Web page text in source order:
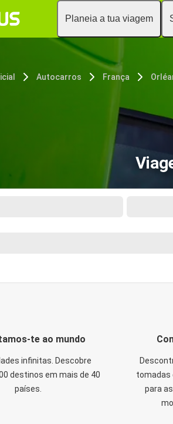
Planeia a tua viagem
Autocarros França
te ao mundo
infinitas. Descobre
destinos em mais de 40
países.
tomadas
para